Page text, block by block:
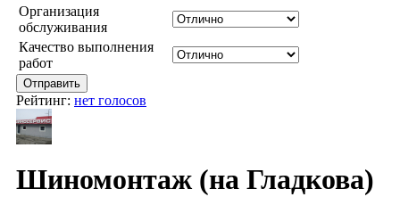
Организация
обслуживания
Качество выполнения
работ
Рейтинг: нет голосов
Шиномонтаж (на Гладкова)